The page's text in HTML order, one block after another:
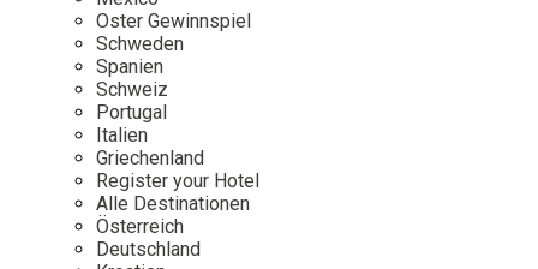
Mexico
Niederlande
Österreich
Portugal
Schweden
Spanien
Schweiz
Persönlichkeiten
Our Story
Career
Kontakt
Impressum
Oster Gewinnspiel
Schweden
Spanien
Schweiz
Portugal
Italien
Griechenland
Register your Hotel
Alle Destinationen
Österreich
Deutschland